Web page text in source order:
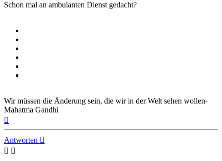
Schon mal an ambulanten Dienst gedacht?
Wir müssen die Änderung sein, die wir in der Welt sehen wollen-
Mahatma Gandhi
Antworten